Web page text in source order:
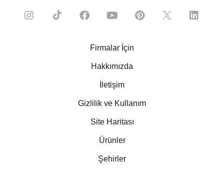
Firmalar İçin
Hakkımızda
İletişim
Gizlilik ve Kullanım
Site Haritası
Ürünler
Şehirler